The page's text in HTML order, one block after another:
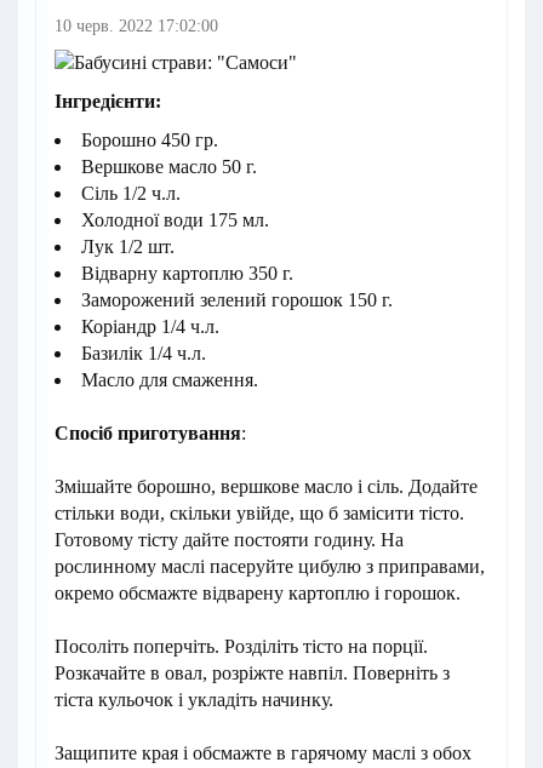
10 черв. 2022 17:02:00
Інгредієнти:
Борошно 450 гр.
Вершкове масло 50 г.
Сіль 1/2 ч.л.
Холодної води 175 мл.
Лук 1/2 шт.
Відварну картоплю 350 г.
Заморожений зелений горошок 150 г.
Коріандр 1/4 ч.л.
Базилік 1/4 ч.л.
Масло для смаження.
Спосіб приготування:
Змішайте борошно, вершкове масло і сіль. Додайте
стільки води, скільки увійде, що б замісити тісто.
Готовому тісту дайте постояти годину. На
рослинному маслі пасеруйте цибулю з приправами,
окремо обсмажте відварену картоплю і горошок.
Посоліть поперчіть. Розділіть тісто на порції.
Розкачайте в овал, розріжте навпіл. Поверніть з
тіста кульочок і укладіть начинку.
Защипите края і обсмажте в гарячому маслі з обох